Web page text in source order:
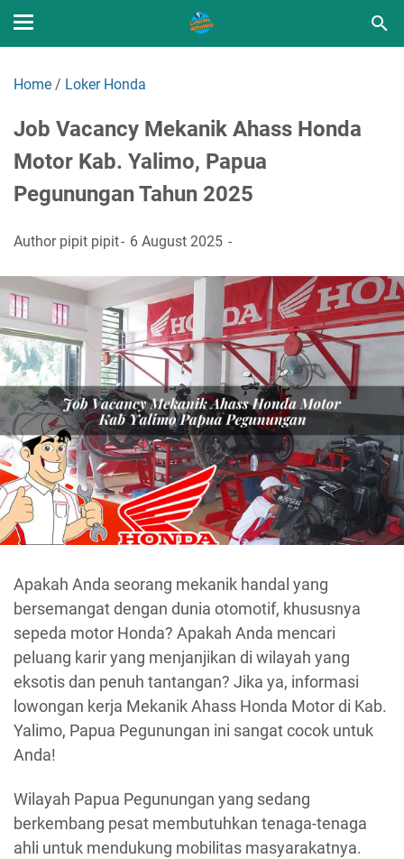
Home / Loker Honda
Job Vacancy Mekanik Ahass Honda
Motor Kab. Yalimo, Papua
Pegunungan Tahun 2025
Author pipit pipit 6 August 2025
Apakah Anda seorang mekanik handal yang
bersemangat dengan dunia otomotif, khususnya
sepeda motor Honda? Apakah Anda mencari
peluang karir yang menjanjikan di wilayah yang
eksotis dan penuh tantangan? Jika ya, informasi
lowongan kerja Mekanik Ahass Honda Motor di Kab.
Yalimo, Papua Pegunungan ini sangat cocok untuk
Anda!
Wilayah Papua Pegunungan yang sedang
berkembang pesat membutuhkan tenaga-tenaga
ahli untuk mendukung mobilitas masyarakatnya.